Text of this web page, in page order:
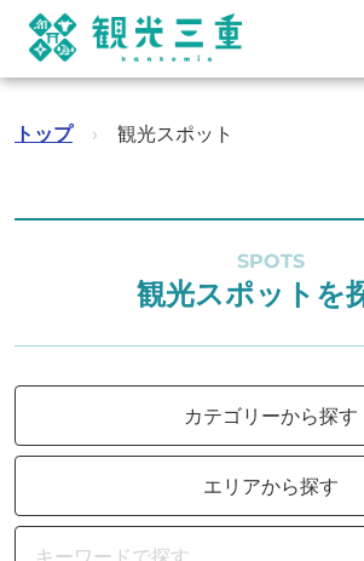
トップ › 観光スポット
SPOTS
観光スポットを
カテゴリーから探す
エリアから探す